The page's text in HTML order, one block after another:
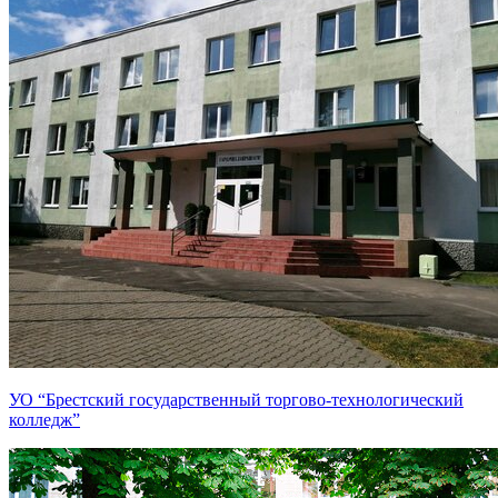
УО “Брестский государственный торгово-технологический
колледж”